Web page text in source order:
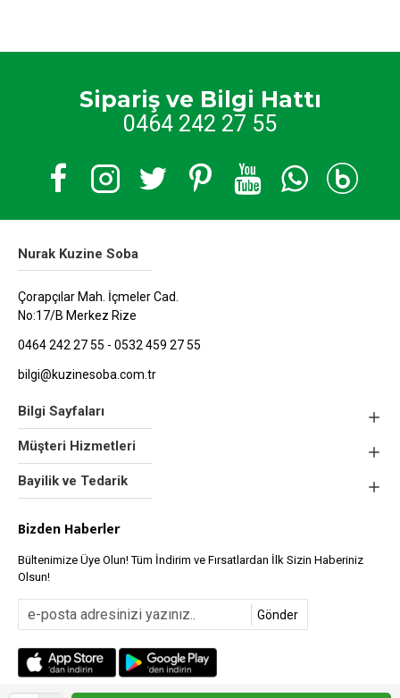
Sipariş ve Bilgi Hattı
0464 242 27 55
Nurak Kuzine Soba
Çorapçılar Mah. İçmeler Cad.
No:17/B Merkez Rize
0464 242 27 55 - 0532 459 27 55
bilgi@kuzinesoba.com.tr
Bilgi Sayfaları
Müşteri Hizmetleri
Bayilik ve Tedarik
Bizden Haberler
Bültenimize Üye Olun! Tüm İndirim ve Fırsatlardan İlk Sizin Haberiniz
Olsun!
Gönder